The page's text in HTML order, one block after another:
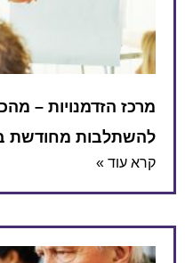
מרכז הזדמנויות –
להשתלבות מחודשת
קרא עוד »